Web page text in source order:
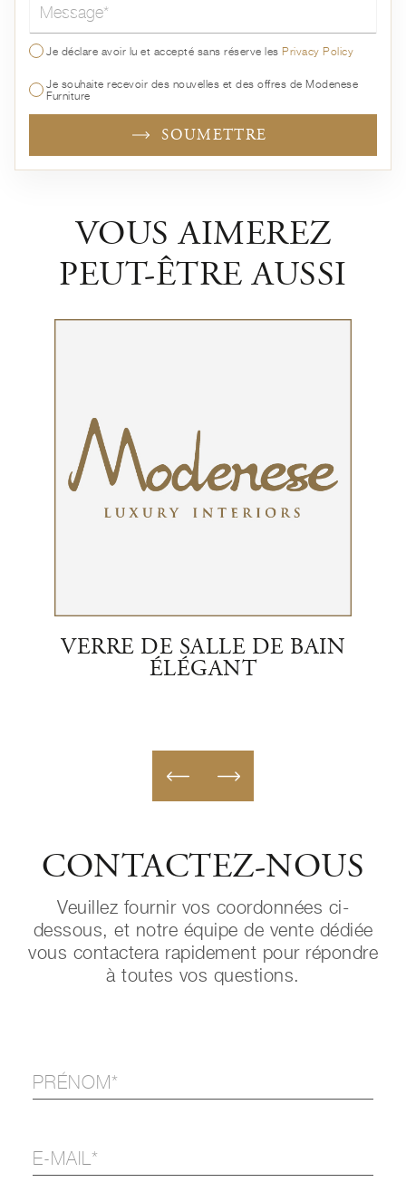
Message*
Je déclare avoir lu et accepté sans réserve lesPrivacy Policy
Je souhaite recevoir des nouvelles et des offres de Modenese
Furniture
SOUMETTRE
VOUS AIMEREZ
PEUT-ÊTRE AUSSI
VERRE DE SALLE DE BAIN
ÉLÉGANT
CONTACTEZ-NOUS
Veuillez fournir vos coordonnées ci-
dessous, et notre équipe de vente dédiée
vous contactera rapidement pour répondre
à toutes vos questions.